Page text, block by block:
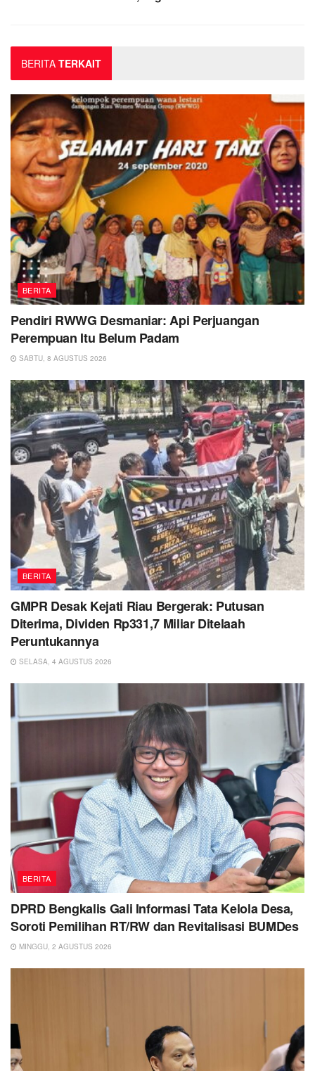
BERITA TERKAIT
BERITA
Pendiri RWWG Desmaniar: Api Perjuangan
Perempuan Itu Belum Padam
SABTU, 8 AGUSTUS 2026
BERITA
GMPR Desak Kejati Riau Bergerak: Putusan
Diterima, Dividen Rp331,7 Miliar Ditelaah
Peruntukannya
SELASA, 4 AGUSTUS 2026
BERITA
DPRD Bengkalis Gali Informasi Tata Kelola Desa,
Soroti Pemilihan RT/RW dan Revitalisasi BUMDes
MINGGU, 2 AGUSTUS 2026